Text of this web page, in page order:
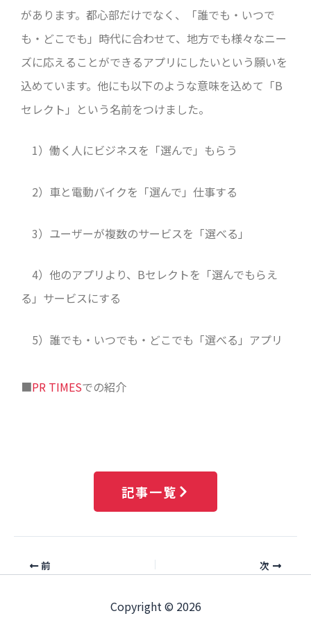
があります。都心部だけでなく、「誰でも・いつで
も・どこでも」時代に合わせて、地方でも様々なニー
ズに応えることができるアプリにしたいという願いを
込めています。他にも以下のような意味を込めて「B
セレクト」という名前をつけました。
1）働く人にビジネスを「選んで」もらう
2）車と電動バイクを「選んで」仕事する
3）ユーザーが複数のサービスを「選べる」
4）他のアプリより、Bセレクトを「選んでもらえ
る」サービスにする
5）誰でも・いつでも・どこでも「選べる」アプリ
■PR TIMESでの紹介
記事一覧
前 次
Copyright © 2026